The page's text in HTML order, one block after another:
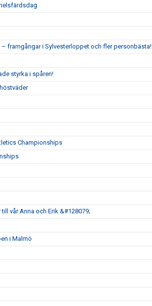
framgångar i Sylvesterloppet och fler personbästa!
styrka i spåren!
Championships
vår Anna och Erik &#128079;
i Malmö